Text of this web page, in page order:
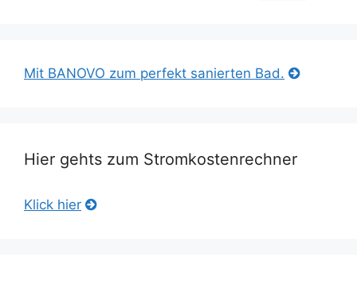
Mit BANOVO zum perfekt sanierten Bad.
Hier gehts zum Stromkostenrechner
Klick hier